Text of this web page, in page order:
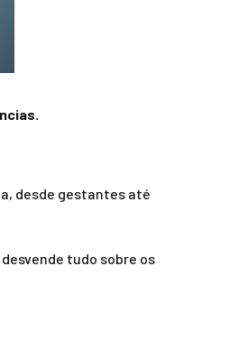
desde gestantes até
tudo sobre os